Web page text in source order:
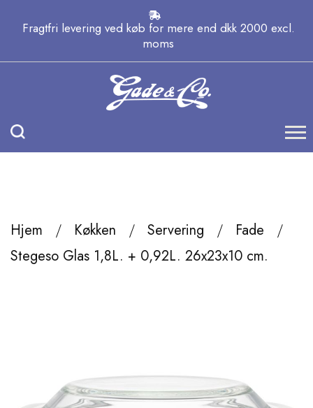
Fragtfri levering ved køb for mere end dkk 2000 excl.
moms
Hjem Køkken Servering
Fade
Stegeso Glas 1,8L. + 0,92L. 26x23x10 cm.